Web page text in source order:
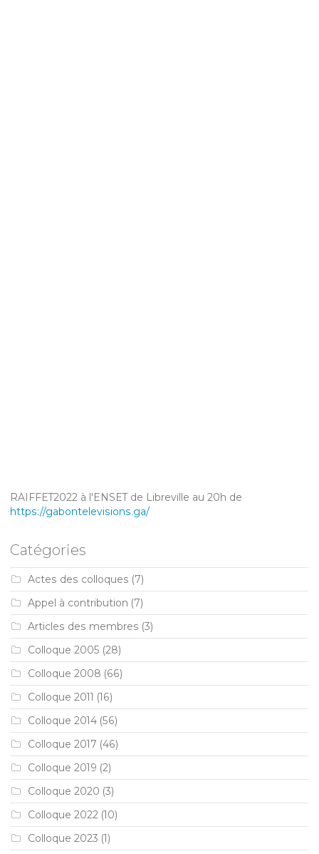
RAIFFET2022 à l'ENSET de Libreville au 20h de
https://gabontelevisions.ga/
Catégories
Actes des colloques (7)
Appel à contribution (7)
Articles des membres (3)
Colloque 2005 (28)
Colloque 2008 (66)
Colloque 2011 (16)
Colloque 2014 (56)
Colloque 2017 (46)
Colloque 2019 (2)
Colloque 2020 (3)
Colloque 2022 (10)
Colloque 2023 (1)